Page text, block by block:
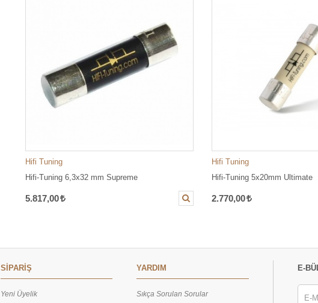
Hifi Tuning
Hifi-Tuning 6,3x32 mm Supreme
5.817,00
Hifi Tuning
Hifi-Tuning 5x20mm Ultimate
2.770,00
SİPARİŞ
Yeni Üyelik
YARDIM
Sıkça Sorulan Sorular
E-